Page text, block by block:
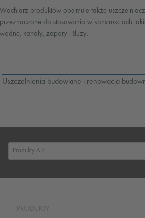
Wachlarz produktów obejmuje także
przeznaczone do stosowania w konstrukcjach
wodne, kanały, zapory i śluzy.
Uszczelnienia budowlane i renowacja